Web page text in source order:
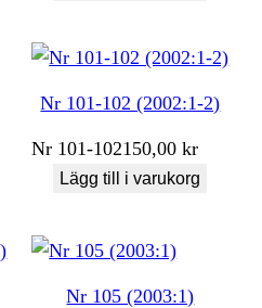
Nr 101-102 (2002:1-2)
Nr 101-102150,00kr
Lägg till i varukorg
Nr 105 (2003:1)